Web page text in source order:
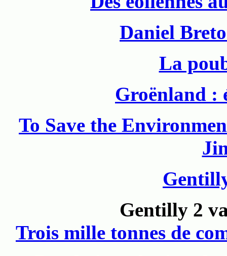
Daniel
La
Groënland :
To Save the
Gentilly 2
Trois mille tonnes de